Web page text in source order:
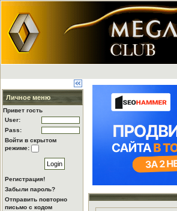
Личное меню
Привет гость
User:
Pass:
Войти в скрытом
режиме:
Регистрация!
Забыли пароль?
Отправить повторно
письмо с кодом